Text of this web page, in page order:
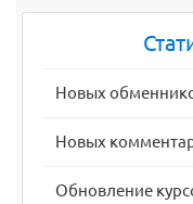
Новых
Новых
Обновление